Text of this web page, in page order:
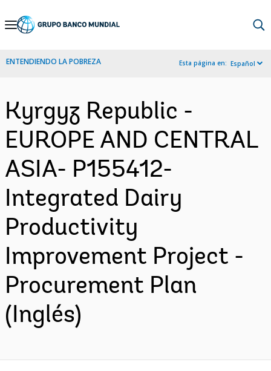
Skip
Navigation
ENTENDIENDO LA POBREZA Esta página en: Español
Kyrgyz Republic -
EUROPE AND CENTRAL
ASIA- P155412-
Integrated Dairy
Productivity
Improvement Project -
Procurement Plan
(Inglés)